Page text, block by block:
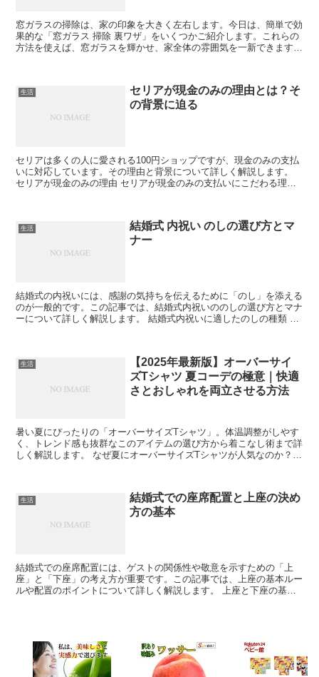
窓ガラスの掃除は、家の印象を大きく左右します。今日は、簡単で効
果的な「窓ガラス 掃除 裏ワザ」をいくつかご紹介します。これらの
方法を使えば、窓ガラスを輝かせ、家全体の雰囲気を一新できます
生活
セリアが現金のみの理由とは？そ
の背景に迫る
セリアは多くの人に愛される100円ショップですが、現金のみの支払
いに対応しています。その理由と背景について詳しく解説します。
セリアが現金のみの理由 セリアが現金のみの支払いにこだわる理由
生活
結婚式 内祝い のしの選び方とマ
ナー
結婚式の内祝いには、感謝の気持ちを伝えるために「のし」を添える
のが一般的です。この記事では、結婚式内祝いののしの選び方とマナ
ーについて詳しく解説します。 結婚式内祝いに適したのしの種類 結
生活
【2025年最新版】オーバーサイ
ズTシャツ 夏コーデの極意｜快適
さとおしゃれを両立させる方法
暑い夏にぴったりの「オーバーサイズTシャツ」。体温調整がしやす
く、トレンド感も抜群なこのアイテムの選び方から着こなし術まで詳
しく解説します。 なぜ夏にオーバーサイズTシャツが人気なのか？
生活
結婚式での座席配置と上座の決め
方の基本
結婚式での座席配置には、ゲストの関係性や敬意を示すための「上
座」と「下座」の考え方が重要です。この記事では、上座の基本ルー
ルや配置のポイントについて詳しく解説します。 上座と下座の基本